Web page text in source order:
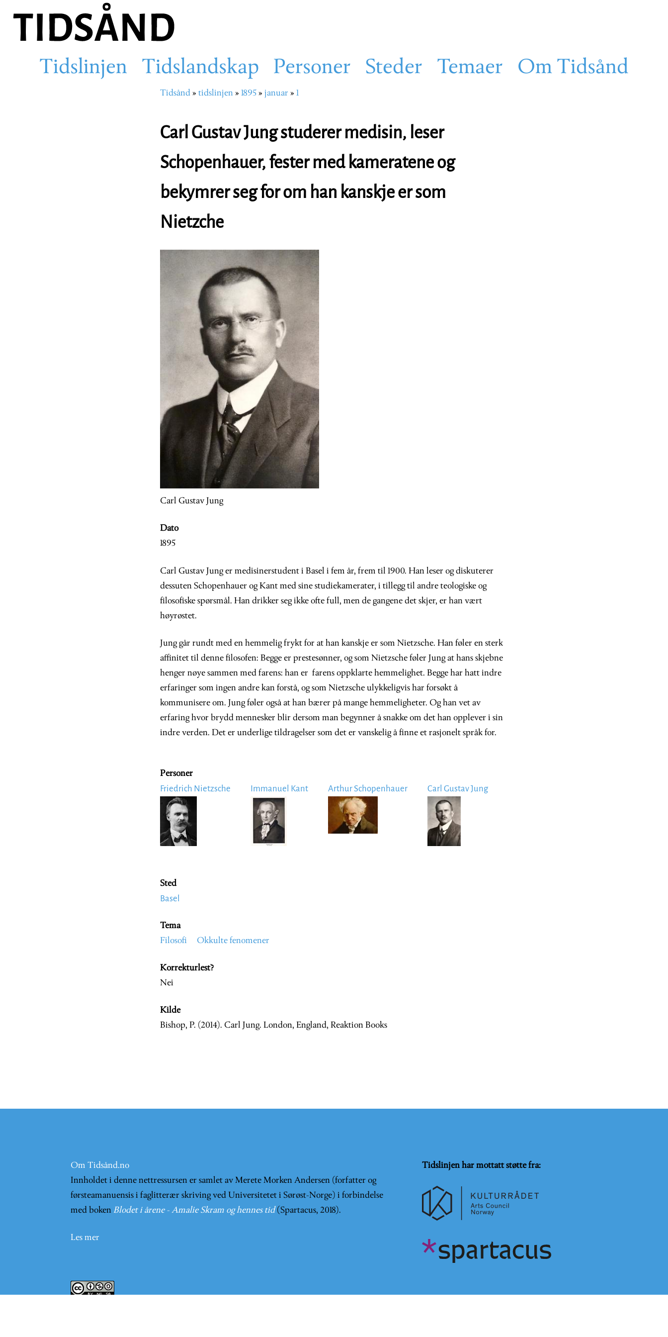
hovedinnhold
Main
Tidslinjen Tidslandskap Personer Steder Temaer Om Tidsånd
Navigasjonssti
Tidsånd tidslinjen 1895 januar 1
Carl Gustav Jung studerer medisin, leser
Schopenhauer, fester med kameratene og
bekymrer seg for om han kanskje er som
Nietzche
Image
Carl Gustav Jung
Dato
1895
Carl Gustav Jung er medisinerstudent i Basel i fem år, frem til 1900. Han leser og diskuterer
dessuten Schopenhauer og Kant med sine studiekamerater, i tillegg til andre teologiske og
filosofiske spørsmål. Han drikker seg ikke ofte full, men de gangene det skjer, er han vært
høyrøstet.
Jung går rundt med en hemmelig frykt for at han kanskje er som Nietzsche. Han føler en sterk
affinitet til denne filosofen: Begge er prestesønner, og som Nietzsche føler Jung at hans skjebne
henger nøye sammen med farens: han er farens oppklarte hemmelighet. Begge har hatt indre
erfaringer som ingen andre kan forstå, og som Nietzsche ulykkeligvis har forsøkt å
kommunisere om. Jung føler også at han bærer på mange hemmeligheter. Og han vet av
erfaring hvor brydd mennesker blir dersom man begynner å snakke om det han opplever i sin
indre verden. Det er underlige tildragelser som det er vanskelig å finne et rasjonelt språk for.
Personer
Friedrich Nietzsche
Image
Immanuel Kant
Image
Arthur Schopenhauer
Image
Carl Gustav Jung
Image
Sted
Basel
Tema
Filosofi
Okkulte fenomener
Korrekturlest?
Nei
Kilde
Bishop, P. (2014). Carl Jung. London, England, Reaktion Books
Om Tidsånd.no
Innholdet i denne nettressursen er samlet av Merete Morken Andersen (forfatter og
førsteamanuensis i faglitterær skriving ved Universitetet i Sørøst-Norge) i forbindelse
med boken Blodet i årene - Amalie Skram og hennes tid (Spartacus, 2018).
Les mer
Tidslinjen har mottatt støtte fra: